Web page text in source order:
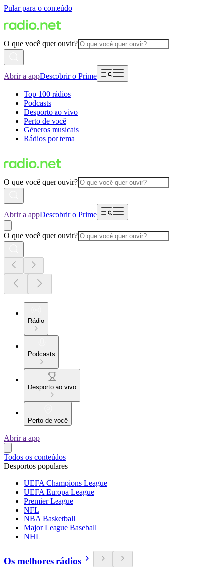
Pular para o conteúdo
O que você quer ouvir?
Abrir a appDescobrir o Prime
Top 100 rádios
Podcasts
Desporto ao vivo
Perto de você
Géneros musicais
Rádios por tema
O que você quer ouvir?
Abrir a appDescobrir o Prime
O que você quer ouvir?
Rádio
Podcasts
Desporto ao vivo
Perto de você
Abrir a app
Todos os conteúdos
Desportos populares
UEFA Champions League
UEFA Europa League
Premier League
NFL
NBA Basketball
Major League Baseball
NHL
Os melhores rádios